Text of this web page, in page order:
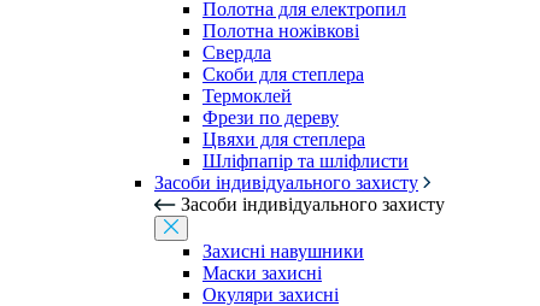
Полотна для електропил
Полотна ножівкові
Свердла
Скоби для степлера
Термоклей
Фрези по дереву
Цвяхи для степлера
Шліфпапір та шліфлисти
Засоби індивідуального захисту
Засоби індивідуального захисту
Захисні навушники
Маски захисні
Окуляри захисні